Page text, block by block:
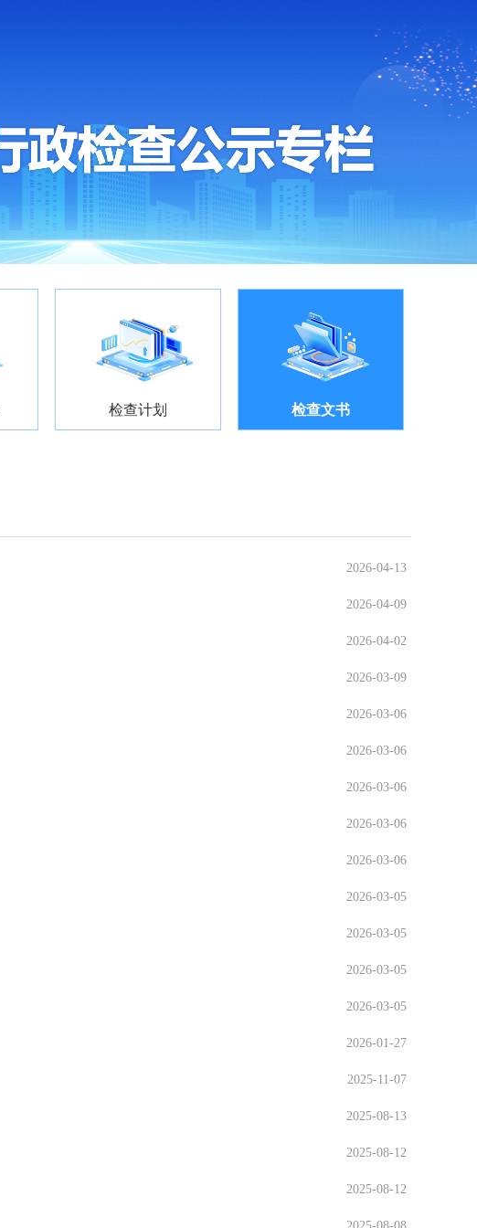
检查计划 检查文书
2026-04-13
2026-04-09
2026-04-02
2026-03-09
2026-03-06
2026-03-06
2026-03-06
2026-03-06
2026-03-06
2026-03-05
2026-03-05
2026-03-05
2026-03-05
2026-01-27
2025-11-07
2025-08-13
2025-08-12
2025-08-12